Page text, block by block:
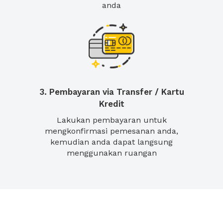
anda
3. Pembayaran via Transfer / Kartu
Kredit
Lakukan pembayaran untuk
mengkonfirmasi pemesanan anda,
kemudian anda dapat langsung
menggunakan ruangan